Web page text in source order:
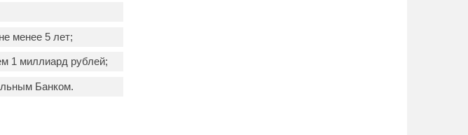
менее 5 лет;
1 миллиард рублей;
Банком.